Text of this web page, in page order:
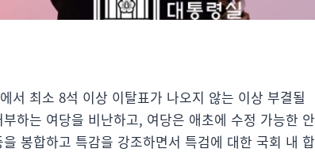
서 최소 8석 이상 이탈표가 나오지 않는 이상 부결될
하는 여당을 비난하고, 여당은 애초에 수정 가능한 안
봉합하고 특감을 강조하면서 특검에 대한 국회 내 합